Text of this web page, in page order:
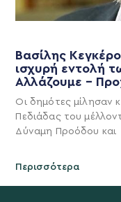
Βασίλης
ισχυρή εντολή
Αλλάζουμε –
Οι δημότες μίλησαν
Πεδιάδας του
Δύναμη Προόδου και
Περισσότερα